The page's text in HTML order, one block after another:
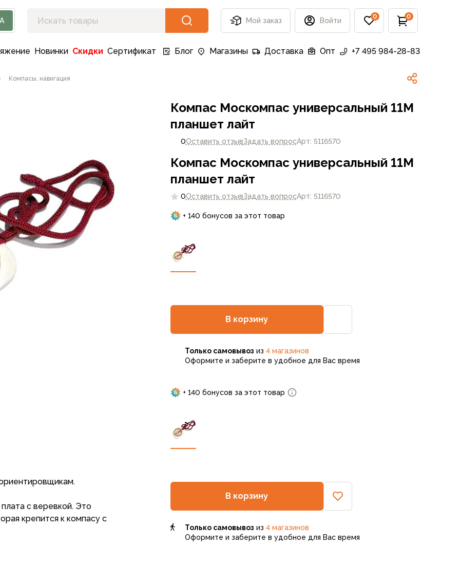
Мой заказ Войти 0 0
Новинки Скидки Сертификат Блог Магазины Доставка Опт +7 495 984-28-83
Компасы, навигация
с веревкой. Это
крепится к компасу с
+ 140 бонусов за этот товар
Компас Москомпас универсальный 11M
планшет лайт
В корзину
0Оставить отзывЗадать вопросАрт: 5116570
Только самовывоз из 4 магазинов
Оформите и заберите в удобное для Вас время
+ 140 бонусов за этот товар
Компас Москомпас универсальный 11M
планшет лайт
В корзину
0Оставить отзывЗадать вопросАрт: 5116570
Только самовывоз из 4 магазинов
Оформите и заберите в удобное для Вас время